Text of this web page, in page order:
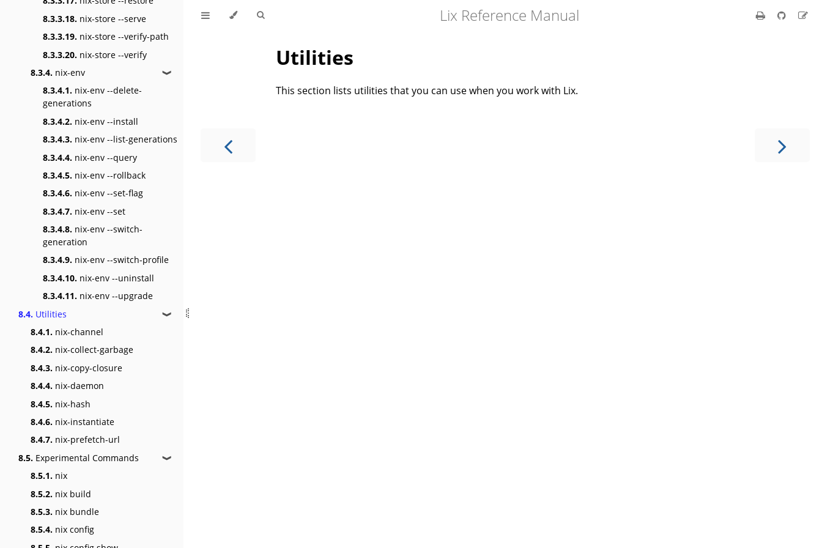
8.3.3.18. nix-store --serve
8.3.3.19. nix-store --verify-path
8.3.3.20. nix-store --verify
8.3.4. nix-env ❱
8.3.4.1. nix-env --delete-
generations
8.3.4.2. nix-env --install
8.3.4.3. nix-env --list-generations
8.3.4.4. nix-env --query
8.3.4.5. nix-env --rollback
8.3.4.6. nix-env --set-flag
8.3.4.7. nix-env --set
8.3.4.8. nix-env --switch-
generation
8.3.4.9. nix-env --switch-profile
8.3.4.10. nix-env --uninstall
8.3.4.11. nix-env --upgrade
8.4. Utilities ❱
8.4.1. nix-channel
8.4.2. nix-collect-garbage
8.4.3. nix-copy-closure
8.4.4. nix-daemon
8.4.5. nix-hash
8.4.6. nix-instantiate
8.4.7. nix-prefetch-url
8.5. Experimental Commands ❱
8.5.1. nix
8.5.2. nix build
8.5.3. nix bundle
8.5.4. nix config
Lix Reference Manual
Utilities
This section lists utilities that you can use when you work with Lix.